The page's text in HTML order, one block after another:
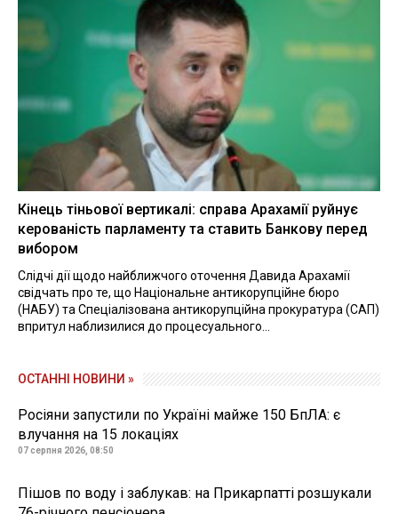
Кінець тіньової вертикалі: справа Арахамії руйнує
керованість парламенту та ставить Банкову перед
вибором
Слідчі дії щодо найближчого оточення Давида Арахамії
свідчать про те, що Національне антикорупційне бюро
(НАБУ) та Спеціалізована антикорупційна прокуратура (САП)
впритул наблизилися до процесуального...
ОСТАННІ НОВИНИ »
Росіяни запустили по Україні майже 150 БпЛА: є
влучання на 15 локаціях
07 серпня 2026, 08:50
Пішов по воду і заблукав: на Прикарпатті розшукали